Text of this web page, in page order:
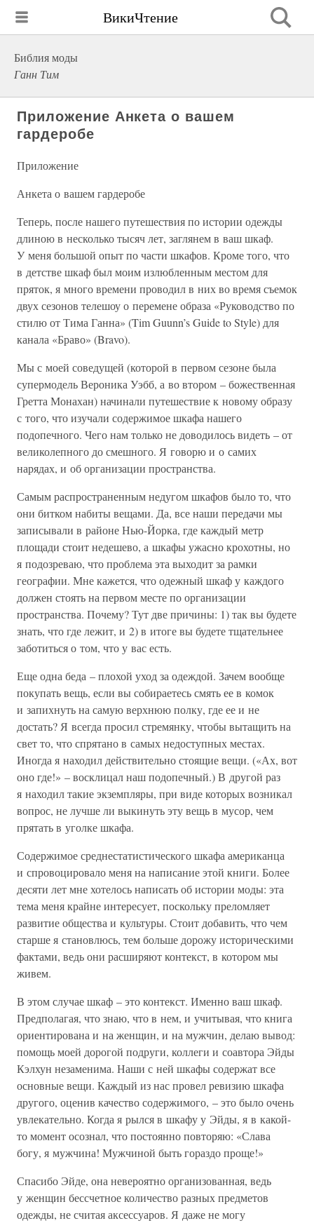
ВикиЧтение
Библия моды
Ганн Тим
Приложение Анкета о вашем
гардеробе
Приложение
Анкета о вашем гардеробе
Теперь, после нашего путешествия по истории одежды
длиною в несколько тысяч лет, заглянем в ваш шкаф.
У меня большой опыт по части шкафов. Кроме того, что
в детстве шкаф был моим излюбленным местом для
пряток, я много времени проводил в них во время съемок
двух сезонов телешоу о перемене образа «Руководство по
стилю от Тима Ганна» (Tim Guunn’s Guide to Style) для
канала «Браво» (Bravo).
Мы с моей соведущей (которой в первом сезоне была
супермодель Вероника Уэбб, а во втором – божественная
Гретта Монахан) начинали путешествие к новому образу
с того, что изучали содержимое шкафа нашего
подопечного. Чего нам только не доводилось видеть – от
великолепного до смешного. Я говорю и о самих
нарядах, и об организации пространства.
Самым распространенным недугом шкафов было то, что
они битком набиты вещами. Да, все наши передачи мы
записывали в районе Нью-Йорка, где каждый метр
площади стоит недешево, а шкафы ужасно крохотны, но
я подозреваю, что проблема эта выходит за рамки
географии. Мне кажется, что одежный шкаф у каждого
должен стоять на первом месте по организации
пространства. Почему? Тут две причины: 1) так вы будете
знать, что где лежит, и 2) в итоге вы будете тщательнее
заботиться о том, что у вас есть.
Еще одна беда – плохой уход за одеждой. Зачем вообще
покупать вещь, если вы собираетесь смять ее в комок
и запихнуть на самую верхнюю полку, где ее и не
достать? Я всегда просил стремянку, чтобы вытащить на
свет то, что спрятано в самых недоступных местах.
Иногда я находил действительно стоящие вещи. («Ах, вот
оно где!» – восклицал наш подопечный.) В другой раз
я находил такие экземпляры, при виде которых возникал
вопрос, не лучше ли выкинуть эту вещь в мусор, чем
прятать в уголке шкафа.
Содержимое среднестатистического шкафа американца
и спровоцировало меня на написание этой книги. Более
десяти лет мне хотелось написать об истории моды: эта
тема меня крайне интересует, поскольку преломляет
развитие общества и культуры. Стоит добавить, что чем
старше я становлюсь, тем больше дорожу историческими
фактами, ведь они расширяют контекст, в котором мы
живем.
В этом случае шкаф – это контекст. Именно ваш шкаф.
Предполагая, что знаю, что в нем, и учитывая, что книга
ориентирована и на женщин, и на мужчин, делаю вывод:
помощь моей дорогой подруги, коллеги и соавтора Эйды
Кэлхун незаменима. Наши с ней шкафы содержат все
основные вещи. Каждый из нас провел ревизию шкафа
другого, оценив качество содержимого, – это было очень
увлекательно. Когда я рылся в шкафу у Эйды, я в какой-
то момент осознал, что постоянно повторяю: «Слава
богу, я мужчина! Мужчиной быть гораздо проще!»
Спасибо Эйде, она невероятно организованная, ведь
у женщин бессчетное количество разных предметов
одежды, не считая аксессуаров. Я даже не могу